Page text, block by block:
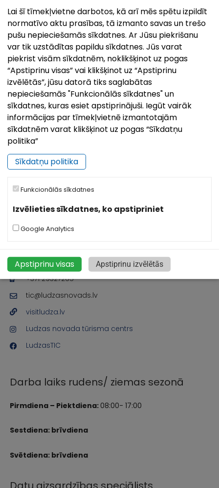
visas svarīgās pilsētas iestādes un objekti.
Tūrisma informācijas centrs
+371 65707203
+371 29327265
tic@ludzasnovads.lv
visitludza.lv
Ludzas novada tūrisma centrs
LudzasTIC
Darba laiks rudens/ ziemas sezonā
Pirmdiena – Piektdiena:08:00- 17:00
Sestdiena: brīvdiena
Svētdiena: brīvdiena
Lai šī tīmekļvietne darbotos, kā arī mēs spētu izpildīt
normatīvo aktu prasības, tā izmanto savas un trešo
pušu nepieciešamās sīkdatnes. Ar Jūsu piekrišanu
var tik uzstādītas papildu sīkdatnes. Jūs varat
piekrist visām sīkdatnēm, noklikšķinot uz pogas
“Apstiprinu visas” vai klikšķinot uz “Apstiprinu
izvēlētās”, jūsu datorā tiks saglabātas
nepieciešamās "Funkcionālās sīkdatnes" un
sīkdatnes, kuras esiet apstiprinājuši. Iegūt vairāk
informācijas par tīmekļvietnē izmantotajām
sīkdatnēm varat klikšķinot uz pogas “Sīkdatņu
politika”
Sīkdatņu politika
Funkcionālās sīkdatnes
Izvēlieties sīkdatnes, ko apstipriniet
Google Analytics
Apstiprinu visas Apstiprinu izvēlētās